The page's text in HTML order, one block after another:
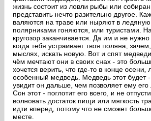
жизнь состоит из ловли рыбы или
представить нечто разительно другое.
валяются на траве или ныряют в ледяную
полярниками гоняются, или туристами.
кругозор заканчивается. Да им и не
когда тебя устраивает твоя поляна,
мыслях, искать новую. Вот и спят
чём мечтают они в своих снах - это
хочется верить, что где-то в конце осени,
особенный медведь. Медведь этот будет
увидит он дальше, чем позволяет ему его
Сон этот - поглотит его всего, и не
волновать достаток пищи или мягкость
идти вперед, потому что не сможет
месте.